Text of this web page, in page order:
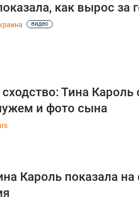
как вырос за
видео
Тина
и фото сына
Кароль показала